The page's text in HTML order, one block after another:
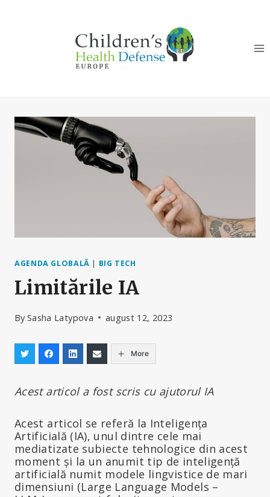
AGENDA GLOBALĂ | BIG TECH
Limitările IA
By Sasha Latypova august 12, 2023
More
Acest articol a fost scris cu ajutorul IA
Acest articol se referă la Inteligența
Artificială (IA), unul dintre cele mai
mediatizate subiecte tehnologice din acest
moment și la un anumit tip de inteligență
artificială numit modele lingvistice de mari
dimensiuni (Large Language Models –